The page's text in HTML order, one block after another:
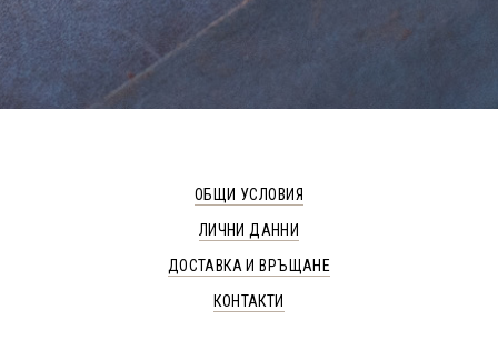
ОБЩИ УСЛОВИЯ
ЛИЧНИ ДАННИ
ДОСТАВКА И ВРЪЩАНЕ
КОНТАКТИ